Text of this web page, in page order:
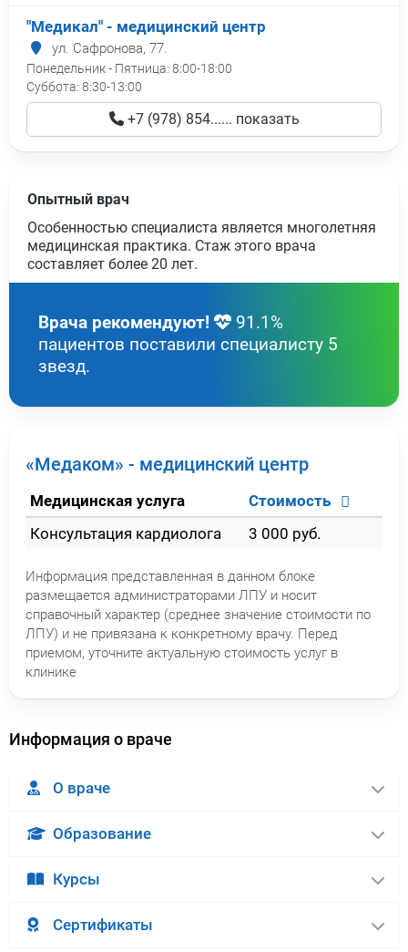
"Медикал" - медицинский центр
ул. Сафронова, 77.
Понедельник - Пятница: 8:00-18:00
Суббота: 8:30-13:00
+7 (978) 854...... показать
Опытный врач
Особенностью специалиста является многолетняя
медицинская практика. Стаж этого врача
составляет более 20 лет.
Врача рекомендуют!
91.1%
пациентов поставили специалисту 5
звезд.
«Медаком» - медицинский центр
Медицинская услуга
Стоимость
Консультация кардиолога
3 000 руб.
Информация представленная в данном блоке
размещается администраторами ЛПУ и носит
справочный характер (среднее значение стоимости по
ЛПУ) и не привязана к конкретному врачу. Перед
приемом, уточните актуальную стоимость услуг в
клинике
Информация о враче
О враче
Образование
Курсы
Сертификаты